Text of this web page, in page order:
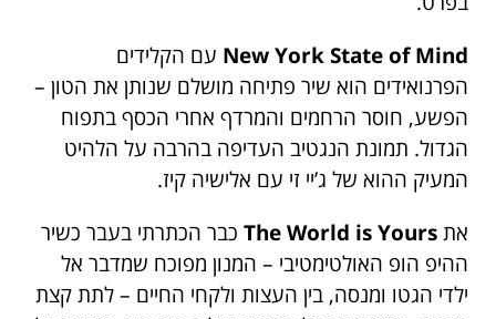
New York State of Mind עם הקלידים
הפרנואידים הוא שיר פתיחה מושלם שנותן את הטון –
הפשע, חוסר הרחמים והמרדף אחרי הכסף בתפוח
הגדול. תמונת הנגטיב העדיפה בהרבה על הלהיט
המעיק ההוא של ג’יי זי עם אלישיה קיז.
אתThe World is Yours כבר הכתרתי בעבר כשיר
ההיפ הופ האולטימטיבי – המנון מפוכח שמדבר אל
ילדי הגטו ומנסה, בין העצות ולקחי החיים – לתת קצת